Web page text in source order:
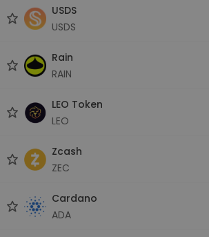
USDS
USDS
Rain
RAIN
LEO Token
LEO
Zcash
ZEC
Cardano
ADA